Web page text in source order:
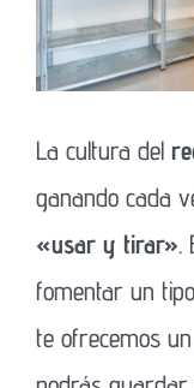
grande
La cultura del
ganando cada
«usar y tirar».
fomentar un
te ofrecemos un